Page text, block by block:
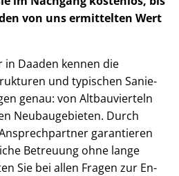
von uns ermittelten Wert
in Daaden kennen die
und typischen Sa­nie­
genau: von Altbauvierteln
Neubaugebieten. Durch
garantieren
Betreuung ohne lange
Sie bei allen Fragen zur En­